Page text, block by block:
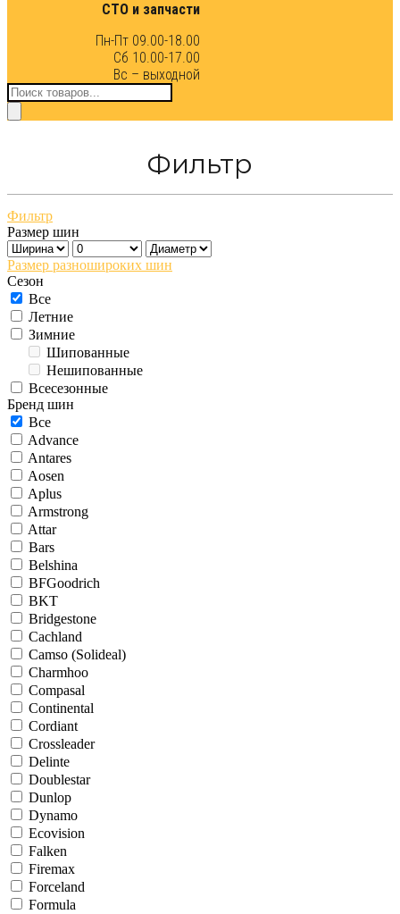
СТО и запчасти
Пн-Пт 09.00-18.00
Сб 10.00-17.00
Вс – выходной
Поиск
товаров
Фильтр
Фильтр
Размер шин
Размер разношироких шин
Сезон
Все
Летние
Зимние
Шипованные
Нешипованные
Всесезонные
Бренд шин
Все
Advance
Antares
Aosen
Aplus
Armstrong
Attar
Bars
Belshina
BFGoodrich
BKT
Bridgestone
Cachland
Camso (Solideal)
Charmhoo
Compasal
Continental
Cordiant
Crossleader
Delinte
Doublestar
Dunlop
Dynamo
Ecovision
Falken
Firemax
Forceland
Formula